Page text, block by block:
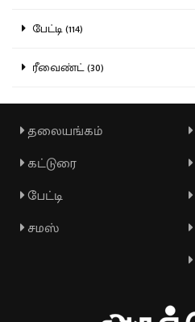
பேட்டி (114)
ரீவைண்ட் (30)
தலையங்கம்
கட்டுரை
பேட்டி
சமஸ்